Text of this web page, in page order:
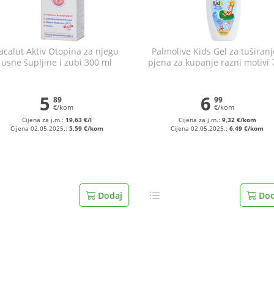
Aktiv Otopina za njegu
usne šupljine i zubi 300 ml
5 89
€/kom
Cijena za j.m.: 19,63 €/l
Cijena 02.05.2025.: 5,59 €/kom
Dodaj
Palmolive Kids Gel za
pjena za kupanje razni motivi
6 99
€/kom
Cijena za j.m.: 9,32 €/kom
Cijena 02.05.2025.:6,49 €/kom